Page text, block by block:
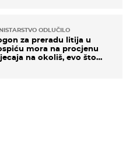
ODLUČILO
za preradu litija u
mora na procjenu
na okoliš, evo što